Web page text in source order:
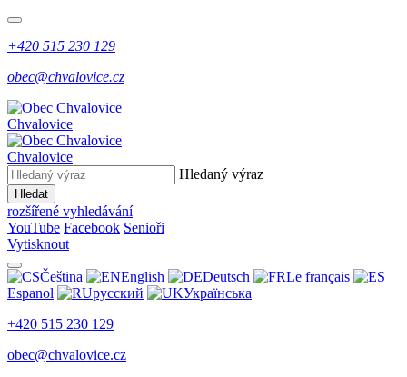
+420 515 230 129
obec@chvalovice.cz
Chvalovice
Chvalovice
Hledaný výraz
Hledat
rozšířené vyhledávání
YouTube Facebook Senioři
Vytisknout
Čeština English Deutsch
Le français
Espanol
русский
Українська
+420 515 230 129
obec@chvalovice.cz